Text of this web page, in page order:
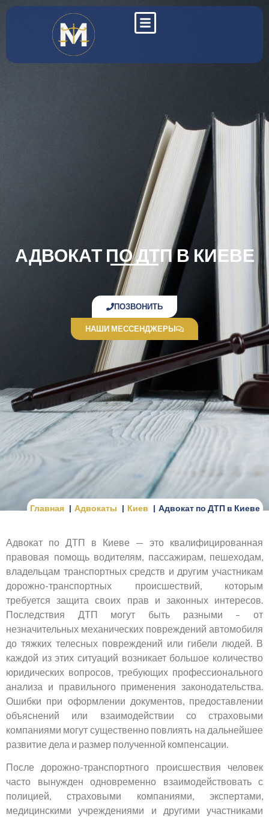
АДВОКАТ ПО ДТП В КИЕВЕ
ПОЗВОНИТЬ
НАШИ МЕССЕНДЖЕРЫ
Главная Адвокаты Киев Адвокат по ДТП в Киеве
Адвокат по ДТП в Киеве — это квалифицированная
правовая помощь водителям, пассажирам, пешеходам,
владельцам транспортных средств и другим участникам
дорожно-транспортных происшествий, которым
требуется защита своих прав и законных интересов.
Последствия ДТП могут быть разными – от
незначительных механических повреждений автомобиля
до тяжких телесных повреждений или гибели людей. В
каждой из этих ситуаций возникает большое количество
юридических вопросов, требующих профессионального
анализа и правильного применения законодательства.
Ошибки при оформлении документов, предоставлении
объяснений или взаимодействии со страховыми
компаниями могут существенно повлиять на дальнейшее
развитие дела и размер полученной компенсации.
После дорожно-транспортного происшествия человек
часто вынужден одновременно взаимодействовать с
полицией, страховыми компаниями, экспертами,
медицинскими учреждениями и другими участниками